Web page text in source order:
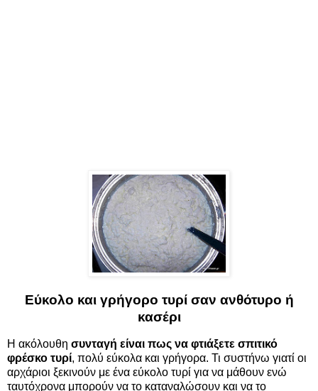
Εύκολο και γρήγορο τυρί σαν ανθότυρο ή
κασέρι
Η ακόλουθη συνταγή είναι πως να φτιάξετε σπιτικό
φρέσκο τυρί, πολύ εύκολα και γρήγορα. Τι συστήνω γιατί οι
αρχάριοι ξεκινούν με ένα εύκολο τυρί για να μάθουν ενώ
ταυτόχρονα μπορούν να το καταναλώσουν και να το